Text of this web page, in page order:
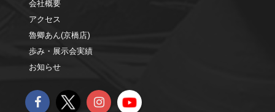
会社概要
アクセス
魯卿あん(京橋店)
歩み・展示会実績
お知らせ